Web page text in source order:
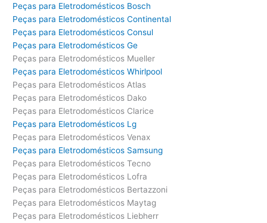
Peças para Eletrodomésticos Bosch
Peças para Eletrodomésticos Continental
Peças para Eletrodomésticos Consul
Peças para Eletrodomésticos Ge
Peças para Eletrodomésticos Mueller
Peças para Eletrodomésticos Whirlpool
Peças para Eletrodomésticos Atlas
Peças para Eletrodomésticos Dako
Peças para Eletrodomésticos Clarice
Peças para Eletrodomésticos Lg
Peças para Eletrodomésticos Venax
Peças para Eletrodomésticos Samsung
Peças para Eletrodomésticos Tecno
Peças para Eletrodomésticos Lofra
Peças para Eletrodomésticos Bertazzoni
Peças para Eletrodomésticos Maytag
Peças para Eletrodomésticos Liebherr